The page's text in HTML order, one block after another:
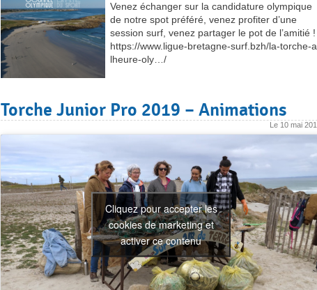
Venez échanger sur la candidature olympique
de notre spot préféré, venez profiter d’une
session surf, venez partager le pot de l’amitié !
https://www.ligue-bretagne-surf.bzh/la-torche-
lheure-oly…/
Torche Junior Pro 2019 – Animations
Le 10 mai
Cliquez pour accepter les
cookies de marketing et
activer ce contenu